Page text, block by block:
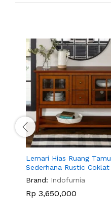
Lemari Hias Ruang Tamu
Sederhana Rustic Coklat
Brand: Indofurnia
Rp 3,650,000